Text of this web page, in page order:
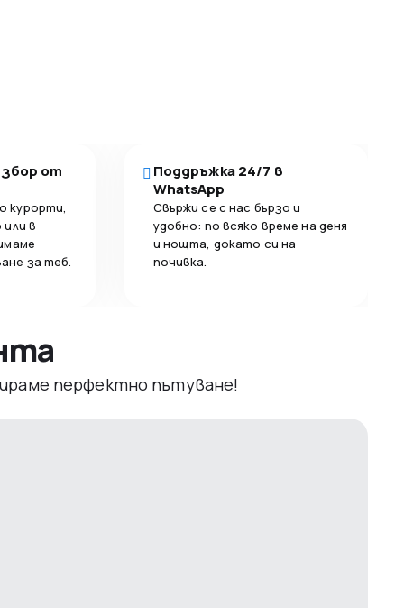
от
курорти,
в
за теб.
Поддръжка 24/7 в
WhatsApp
Свържи се с нас бързо и
удобно: по всяко време на деня
и нощта, докато си на
почивка.
перфектно пътуване!